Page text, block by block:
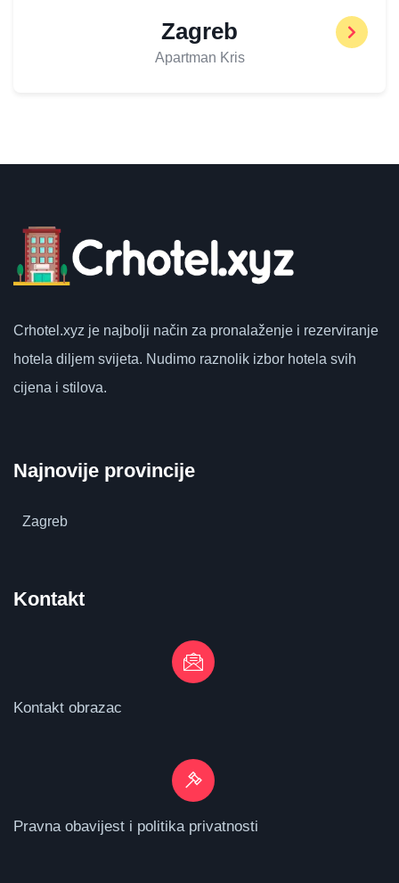
Zagreb
Apartman Kris
Crhotel.xyz je najbolji način za pronalaženje i rezerviranje
hotela diljem svijeta. Nudimo raznolik izbor hotela svih
cijena i stilova.
Najnovije provincije
Zagreb
Kontakt
Kontakt obrazac
Pravna obavijest i politika privatnosti